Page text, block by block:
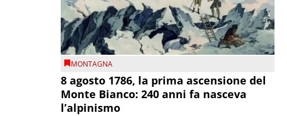
MONTAGNA
8 agosto 1786, la prima ascensione del
Monte Bianco: 240 anni fa nasceva
l’alpinismo